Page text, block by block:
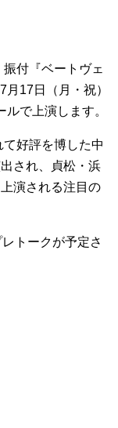
付『ベートヴェ
17日（月・祝）
で上演します。
好評を博した中
され、貞松・浜
演される注目の
トークが予定さ